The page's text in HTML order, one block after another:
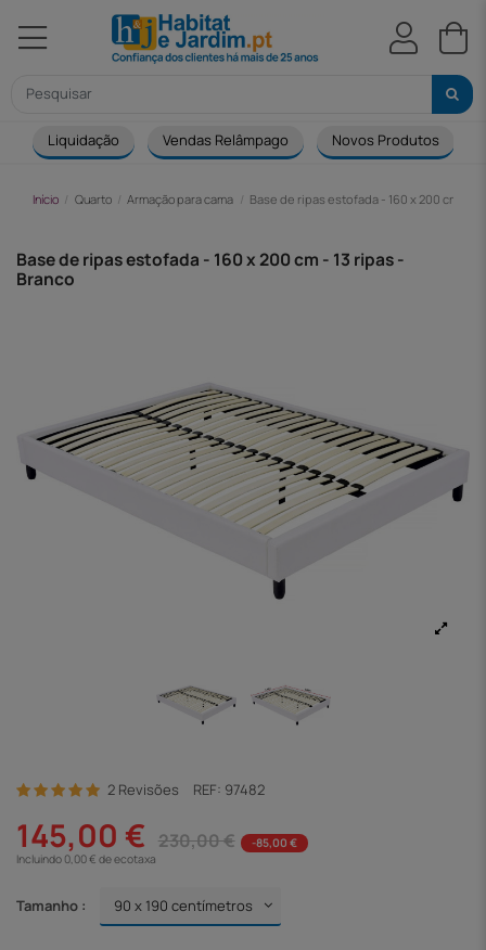
Liquidação Vendas Relâmpago Novos Produtos
Início Quarto Armação para cama Base de ripas estofada - 160 x 200 cm - 13
Base de ripas estofada - 160 x 200 cm - 13 ripas -
Branco
2 Revisões REF: 97482
145,00 € 230,00 €
-85,00 €
Incluindo 0,00 € de ecotaxa
Tamanho :